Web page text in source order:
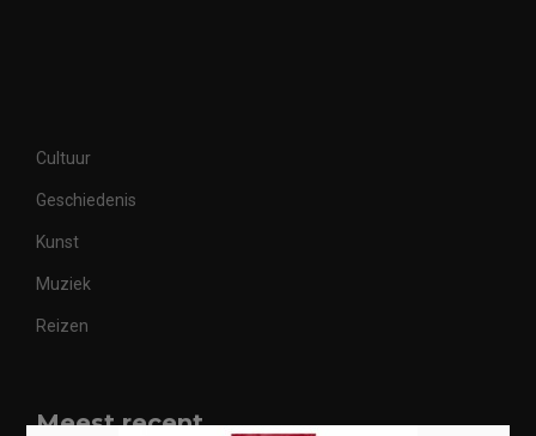
Cultuur
Geschiedenis
Kunst
Muziek
Reizen
Meest recent